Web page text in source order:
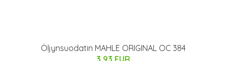
Öljynsuodatin MAHLE ORIGINAL OC 384
3.93 EUR